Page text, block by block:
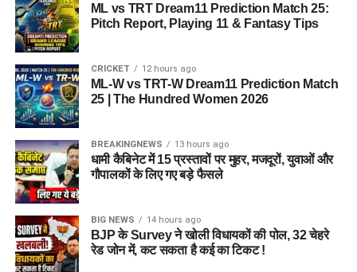
जेल नहीं, रेजिडेंशियल कॉम्प्लेक्स जैसा
होगा माहौल
आलंबन गांव की सबसे खास बात यही होगी कि यहां रहने वाली महिलाओं
और बच्चों को यह महसूस न हो कि वे किसी जेल या बंद संस्थान में रह रहे
ML vs TRT Dream11 Prediction Match 25:
Pitch Report, Playing 11 & Fantasy Tips
CRICKET 12 hours ago
ML-W vs TRT-W Dream11 Prediction Match
25 | The Hundred Women 2026
BREAKINGNEWS 13 hours ago
धामी कैबिनेट में 15 प्रस्तावों पर मुहर, मजदूरों, युवाओं और
गौपालकों के लिए गए बड़े फैसले
BIG NEWS 14 hours ago
BJP के Survey ने खोली विधायकों की पोल, 32 चेहरे
रेड जोन में, कट सकता है कई का टिकट !